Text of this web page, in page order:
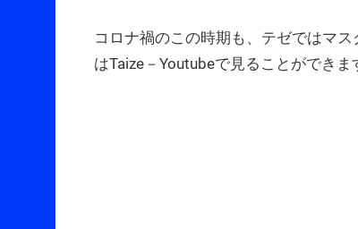
コロナ禍のこの時期も、テゼではマ
はTaize－Youtubeで見ることができま